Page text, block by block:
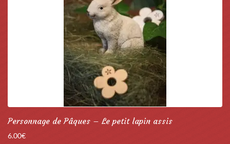
Personnage de Pâques – Le petit lapin assis
6.00€